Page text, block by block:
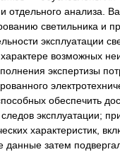
отдельного анализа.
светильника и
эксплуатации
возможных
экспертизы
обеспечить
эксплуатации;
характеристик,
данные затем